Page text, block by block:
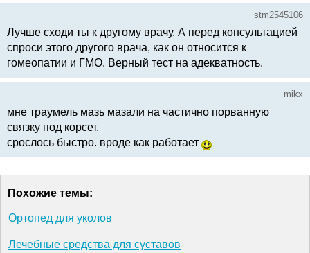
stm2545106
Лучше сходи ты к другому врачу. А перед консультацией
спроси этого другого врача, как он относится к
гомеопатии и ГМО. Верный тест на адекватность.
mikx
мне траумель мазь мазали на частично порванную
связку под корсет.
срослось быстро. вроде как работает
Похожие темы:
Ортопед для уколов
Лечебные средства для суставов